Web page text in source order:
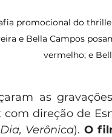
promocional do
e Bella Campos
vermelho; e
as
com direção de
Verônica). O